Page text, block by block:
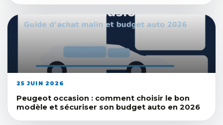
25 JUIN 2026
Peugeot occasion : comment choisir le bon
modèle et sécuriser son budget auto en 2026